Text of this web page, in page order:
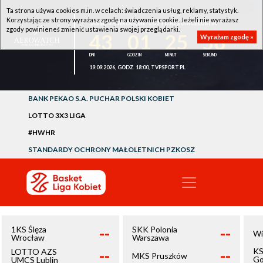
1KS ŚLĘZA WROCŁAW - LOTTO AZS UMCS LUBLIN
58
19.09.2026, GODZ. 18:00, TVPSPORT.PL
BANK PEKAO S.A. PUCHAR POLSKI KOBIET
LOTTO 3X3 LIGA
#HWHR
STANDARDY OCHRONY MAŁOLETNICH PZKOSZ
1KS Ślęza
Wrocław
--
LOTTO AZS
UMCS Lublin
--
SKK Polonia
Warszawa
--
MKS Pruszków --
Ta strona używa cookies m.in. w celach: świadczenia usług, reklamy, statystyk.
Korzystając ze strony wyrażasz zgodę na używanie cookie. Jeżeli nie wyrażasz
zgody powinieneś zmienić ustawienia swojej przeglądarki.
Wyrażam zgodę »